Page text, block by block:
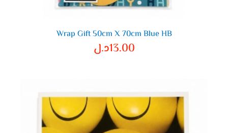
Wrap Gift 50cm X 70cm Blue HB
13.00د.ل